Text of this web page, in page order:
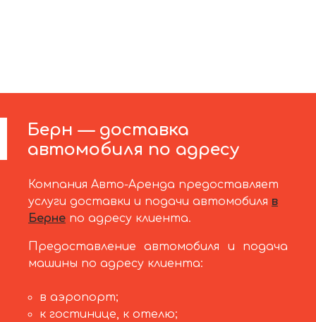
Берн — доставка
автомобиля по адресу
Компания Авто-Аренда предоставляет
услуги доставки и подачи автомобиля в
Берне по адресу клиента.
Предоставление автомобиля и подача
машины по адресу клиента:
в аэропорт;
к гостинице, к отелю;